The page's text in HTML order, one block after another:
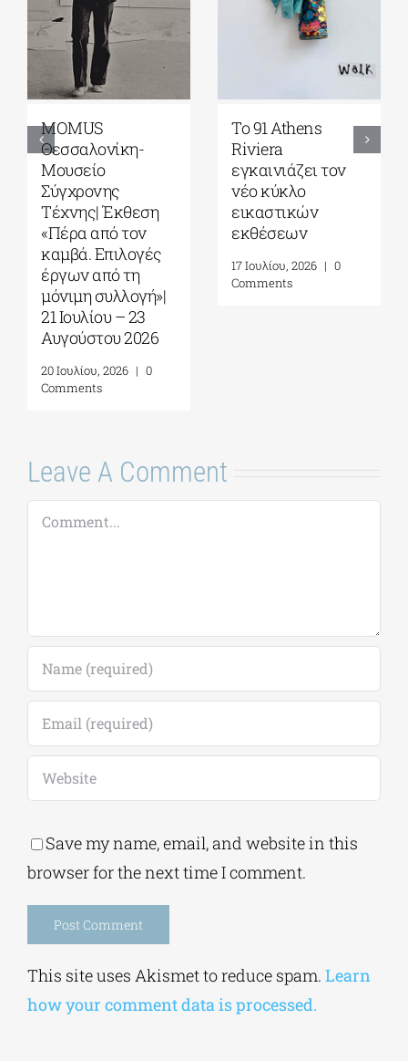
MOMUS
Θεσσαλονίκη-
Μουσείο
Σύγχρονης
Τέχνης| Έκθεση
«Πέρα από τον
καμβά. Επιλογές
έργων από τη
μόνιμη συλλογή»|
21 Ιουλίου – 23
Αυγούστου 2026
20 Ιουλίου, 2026 | 0
Comments
Το 91 Athens
Riviera
εγκαινιάζει τον
νέο κύκλο
εικαστικών
εκθέσεων
17 Ιουλίου, 2026 | 0
Comments
Leave A Comment
Comment
Save my name, email, and website in this
browser for the next time I comment.
This site uses Akismet to reduce spam. Learn
how your comment data is processed.